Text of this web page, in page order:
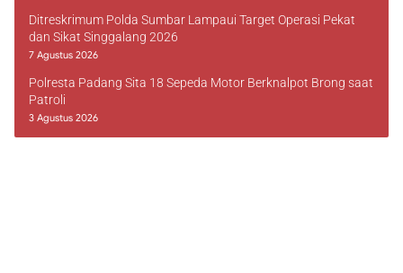
Ditreskrimum Polda Sumbar Lampaui Target Operasi Pekat
dan Sikat Singgalang 2026
7 Agustus 2026
Polresta Padang Sita 18 Sepeda Motor Berknalpot Brong saat
Patroli
3 Agustus 2026